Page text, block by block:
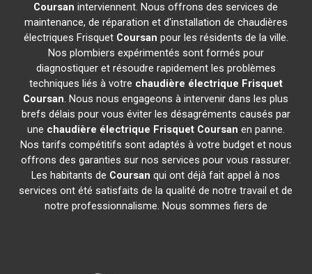
Coursan interviennent. Nous offrons des services de
maintenance, de réparation et d'installation de chaudières
électriques Frisquet Coursan pour les résidents de la ville.
Nos plombiers expérimentés sont formés pour
diagnostiquer et résoudre rapidement les problèmes
techniques liés à votre chaudière électrique Frisquet
Coursan. Nous nous engageons à intervenir dans les plus
brefs délais pour vous éviter les désagréments causés par
une chaudière électrique Frisquet Coursan en panne.
Nos tarifs compétitifs sont adaptés à votre budget et nous
offrons des garanties sur nos services pour vous rassurer.
Les habitants de Coursan qui ont déjà fait appel à nos
services ont été satisfaits de la qualité de notre travail et de
notre professionnalisme. Nous sommes fiers de